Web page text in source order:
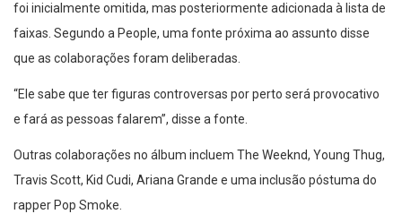
foi inicialmente omitida, mas posteriormente adicionada à lista de
faixas. Segundo a People, uma fonte próxima ao assunto disse
que as colaborações foram deliberadas.
“Ele sabe que ter figuras controversas por perto será provocativo
e fará as pessoas falarem”, disse a fonte.
Outras colaborações no álbum incluem The Weeknd, Young Thug,
Travis Scott, Kid Cudi, Ariana Grande e uma inclusão póstuma do
rapper Pop Smoke.